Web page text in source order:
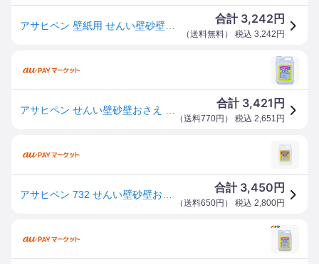
合計 3,242 円
（送料無料） 税込 3,242 円
合計 3,421 円
（送料770円 ） 税込 2,651 円
合計 3,450 円
（送料650円 ） 税込 2,800円